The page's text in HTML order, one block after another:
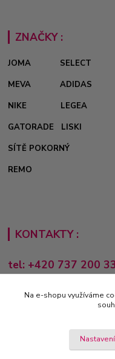
ZNAČKY :
JOMA
SELECT
MEVA
ADIDAS
NIKE
LEGEA
GATORADE
LISKI
SÍTĚ POKORNÝ
REMO
KONTAKTY :
tel: +420 737 200
Pondělí-Pátek: 8 - 17 hodin
obchod@e-sporting.cz
Na e-shopu využíváme
Nastavení